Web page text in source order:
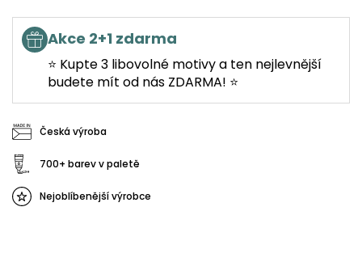
Akce 2+1 zdarma
⭐ Kupte 3 libovolné motivy a ten nejlevnější
budete mít od nás ZDARMA! ⭐
Česká výroba
700+ barev v paletě
Nejoblíbenější výrobce